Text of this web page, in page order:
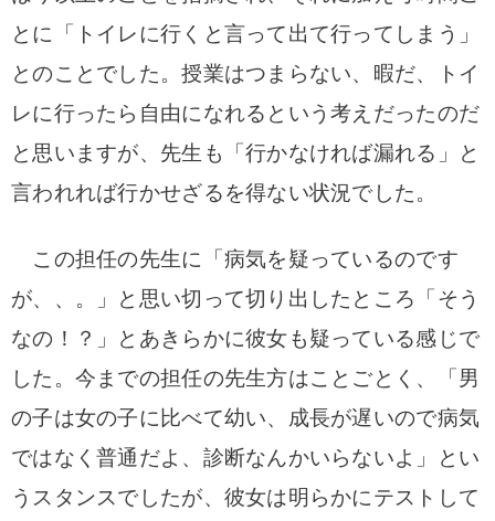
とに「トイレに行くと言って出て行ってしまう」
とのことでした。授業はつまらない、暇だ、トイ
レに行ったら自由になれるという考えだったのだ
と思いますが、先生も「行かなければ漏れる」と
言われれば行かせざるを得ない状況でした。
この担任の先生に「病気を疑っているのです
が、、。」と思い切って切り出したところ「そう
なの！？」とあきらかに彼女も疑っている感じで
した。 今までの担任の先生方はことごとく、「男
の子は女の子に比べて幼い、成長が遅いので病気
ではなく普通だよ、診断なんかいらないよ」とい
うスタンスでしたが、彼女は明らかにテストして